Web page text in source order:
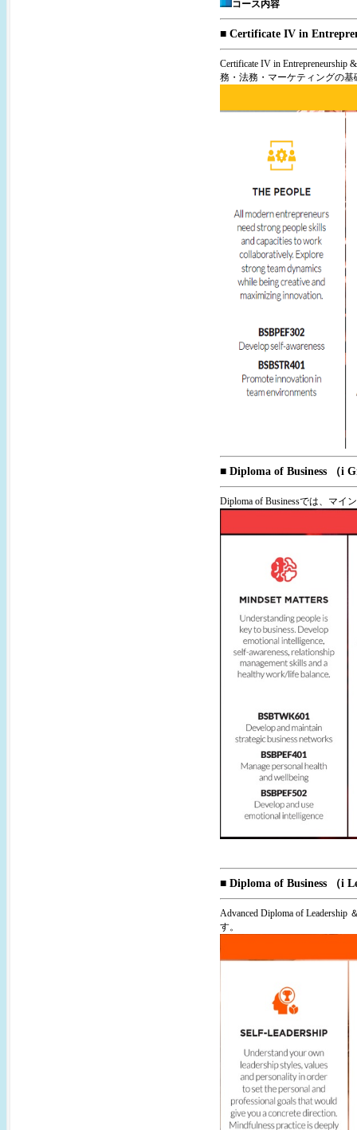
コース内容
■ Certificate IV in
Certificate IV in
務・法務・マーケティングの
■ Diploma of Business （i
Diploma of Businessでは、マ
■ Diploma of Business （i
Advanced Diploma of
す。